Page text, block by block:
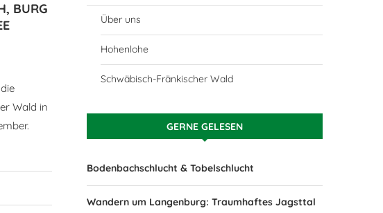
BURG
Wald in
Über uns
Hohenlohe
Schwäbisch-Fränkischer Wald
GERNE GELESEN
Bodenbachschlucht & Tobelschlucht
Wandern um Langenburg: Traumhaftes Jagsttal